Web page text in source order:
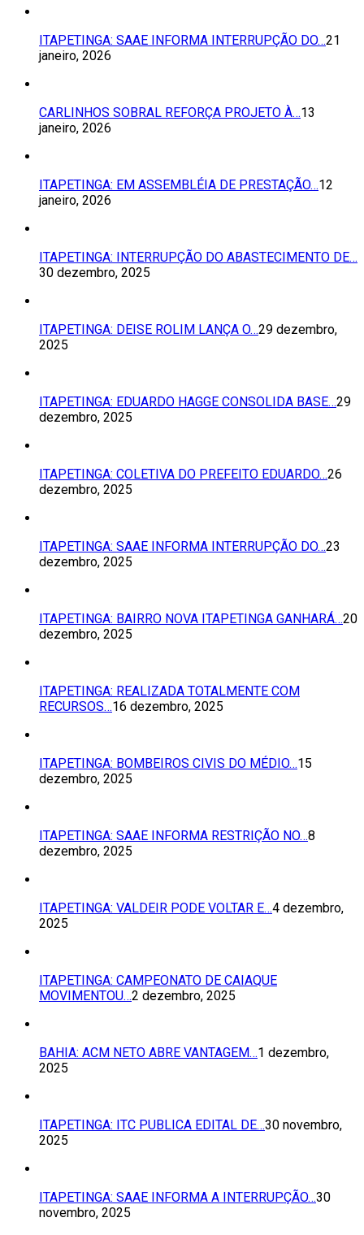
ITAPETINGA: SAAE INFORMA INTERRUPÇÃO DO…21
janeiro, 2026
CARLINHOS SOBRAL REFORÇA PROJETO À…13
janeiro, 2026
ITAPETINGA: EM ASSEMBLÉIA DE PRESTAÇÃO…12
janeiro, 2026
ITAPETINGA: INTERRUPÇÃO DO ABASTECIMENTO DE…
30 dezembro, 2025
ITAPETINGA: DEISE ROLIM LANÇA O…29 dezembro,
2025
ITAPETINGA: EDUARDO HAGGE CONSOLIDA BASE…29
dezembro, 2025
ITAPETINGA: COLETIVA DO PREFEITO EDUARDO…26
dezembro, 2025
ITAPETINGA: SAAE INFORMA INTERRUPÇÃO DO…23
dezembro, 2025
ITAPETINGA: BAIRRO NOVA ITAPETINGA GANHARÁ…20
dezembro, 2025
ITAPETINGA: REALIZADA TOTALMENTE COM
RECURSOS…16 dezembro, 2025
ITAPETINGA: BOMBEIROS CIVIS DO MÉDIO…15
dezembro, 2025
ITAPETINGA: SAAE INFORMA RESTRIÇÃO NO…8
dezembro, 2025
ITAPETINGA: VALDEIR PODE VOLTAR E…4 dezembro,
2025
ITAPETINGA: CAMPEONATO DE CAIAQUE
MOVIMENTOU…2 dezembro, 2025
BAHIA: ACM NETO ABRE VANTAGEM…1 dezembro,
2025
ITAPETINGA: ITC PUBLICA EDITAL DE…30 novembro,
2025
ITAPETINGA: SAAE INFORMA A INTERRUPÇÃO…30
novembro, 2025